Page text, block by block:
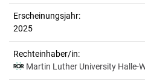
Erscheinungsjahr:
2025
Rechteinhaber/in:
Martin Luther University Halle-